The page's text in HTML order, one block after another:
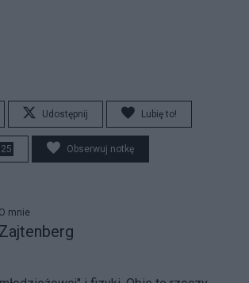
Udostępnij Lubię to!
25 Obserwuj notkę
O mnie
Zajtenberg